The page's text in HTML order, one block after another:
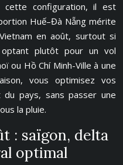
cette configuration, il est
Huế–Đà Nẵng mérite
en août, surtout si
plutôt pour un vol
ou Hồ Chí Minh-Ville à une
vous optimisez vos
pays, sans passer une
la pluie.
: saïgon, delta
optimal